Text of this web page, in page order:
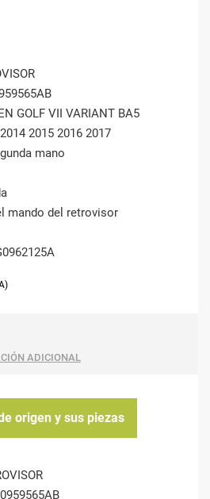
GOLF VII VARIANT BA5
2015 2016 2017
mano
mando del retrovisor
ADICIONAL
origen y sus piezas